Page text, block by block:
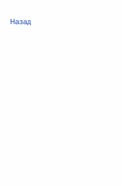
Назад